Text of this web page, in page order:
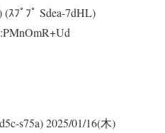
ﾌﾟﾌﾟ Sdea-7dHL)
s75a)2025/01/16(木)